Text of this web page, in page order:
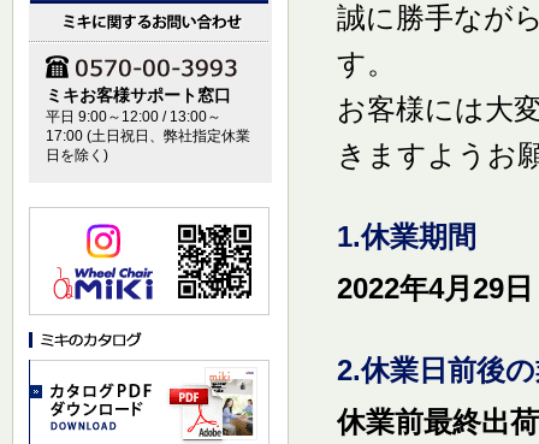
誠に勝手なが
す。
お客様には大
きますようお
1.休業期間
2022年4月29
2.休業日前後
休業前最終出
ミキお客様サポート窓口
平日 9:00～12:00 / 13:00～
17:00 (土日祝日、弊社指定休業
日を除く)